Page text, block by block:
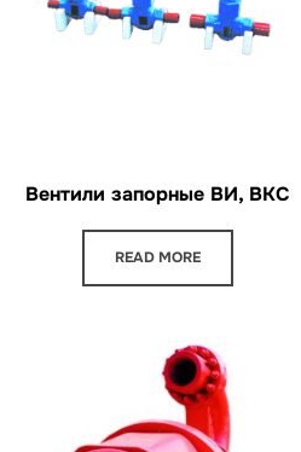
Вентили запорные ВИ, ВКС
READ MORE